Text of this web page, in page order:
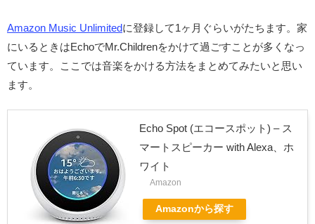
Amazon Music Unlimitedに登録して1ヶ月ぐらいがたちます。家
にいるときはEchoでMr.Childrenをかけて過ごすことが多くなっ
ています。ここでは音楽をかける方法をまとめてみたいと思い
ます。
Echo Spot (エコースポット) – ス
マートスピーカー with Alexa、ホ
ワイト
Amazon
Amazonから探す